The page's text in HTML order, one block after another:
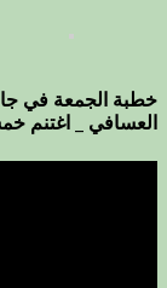
خطبة الجمعة في
العسافي _ اغتنم